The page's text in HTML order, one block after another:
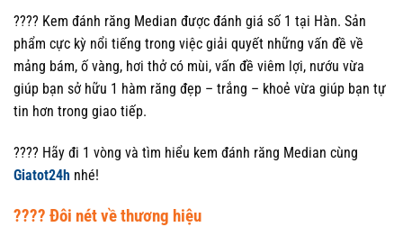
???? Kem đánh răng Median được đánh giá số 1 tại Hàn. Sản
phẩm cực kỳ nổi tiếng trong việc giải quyết những vấn đề về
mảng bám, ố vàng, hơi thở có mùi, vấn đề viêm lợi, nướu vừa
giúp bạn sở hữu 1 hàm răng đẹp – trắng – khoẻ vừa giúp bạn tự
tin hơn trong giao tiếp.
???? Hãy đi 1 vòng và tìm hiểu kem đánh răng Median cùng
Giatot24h nhé!
???? Đôi nét về thương hiệu